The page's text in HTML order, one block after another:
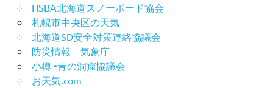
HSBA北海道スノーボード協会
札幌市中央区の天気
北海道SD安全対策連絡協議会
防災情報 気象庁
小樽 •青の洞窟協議会
お天気.com